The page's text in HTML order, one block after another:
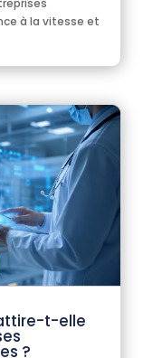
à la vitesse et
t-elle
?